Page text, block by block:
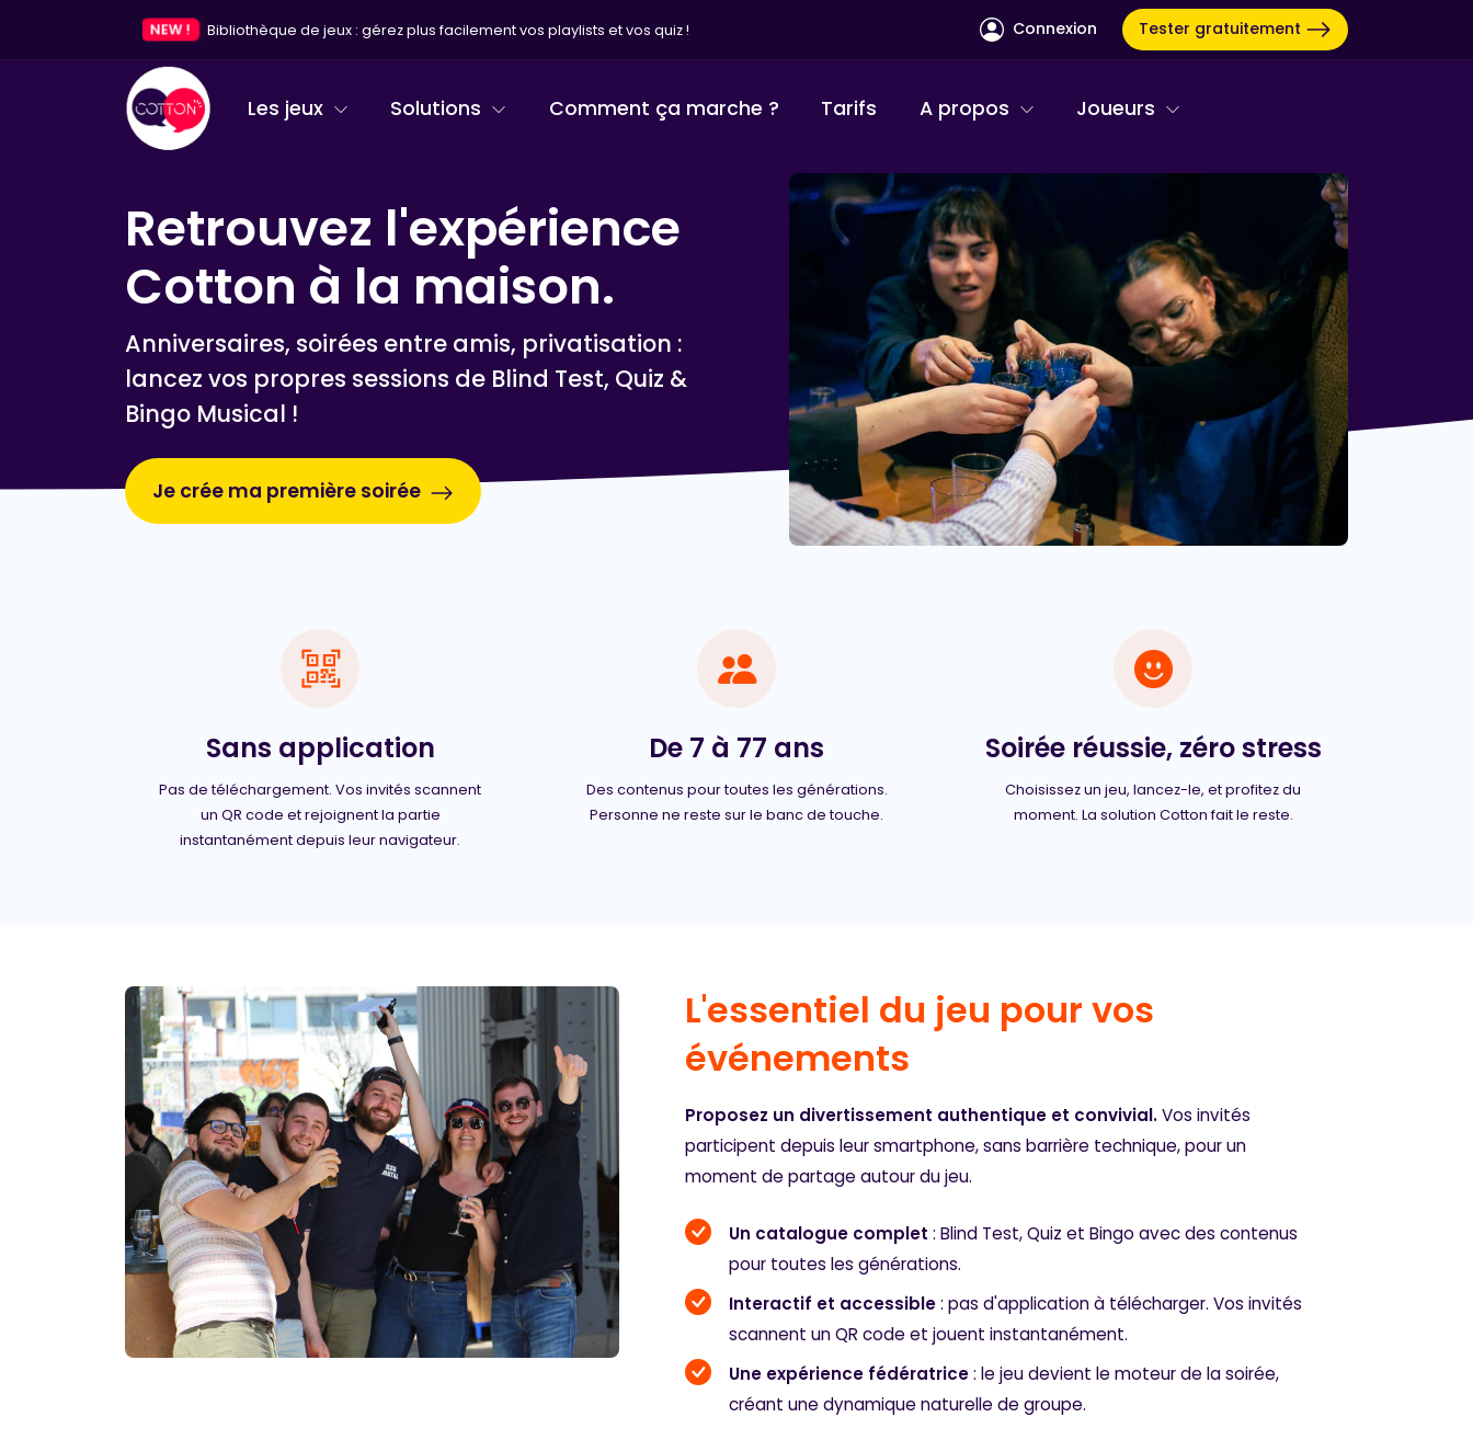
NEW ! Bibliothèque de jeux : gérez plus facilement vos playlists et vos quiz ! Connexion Tester gratuitement
Les jeux Solutions Comment ça marche ? Tarifs A propos Joueurs
Retrouvez l'expérience
Cotton à la maison.
Anniversaires, soirées entre amis, privatisation :
lancez vos propres sessions de Blind Test, Quiz &
Bingo Musical !
Je crée ma première soirée
Sans application
Pas de téléchargement. Vos invités scannent
un QR code et rejoignent la partie
instantanément depuis leur navigateur.
De 7 à 77 ans
Des contenus pour toutes les générations.
Personne ne reste sur le banc de touche.
Soirée réussie, zéro stress
Choisissez un jeu, lancez-le, et profitez du
moment. La solution Cotton fait le reste.
L'essentiel du jeu pour vos
événements
Proposez un divertissement authentique et convivial.Vos invités
participent depuis leur smartphone, sans barrière technique, pour un
moment de partage autour du jeu.
Un catalogue complet : Blind Test, Quiz et Bingo avec des contenus
pour toutes les générations.
Interactif et accessible: pas d'application à télécharger. Vos invités
scannent un QR code et jouent instantanément.
Une expérience fédératrice: le jeu devient le moteur de la soirée,
créant une dynamique naturelle de groupe.